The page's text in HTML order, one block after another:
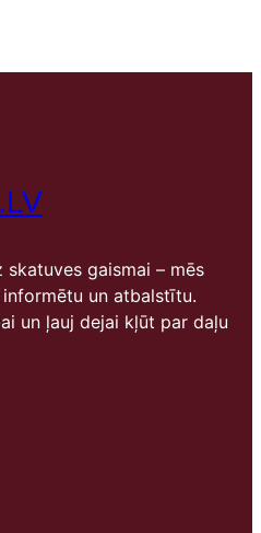
gaismai – mēs
un atbalstītu.
un ļauj dejai kļūt par daļu